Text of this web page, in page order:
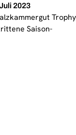
2023
Trophy
Saison-